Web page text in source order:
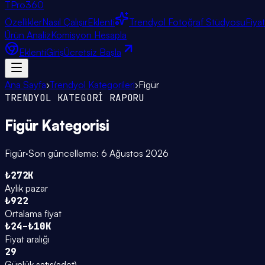
TPro360
ÖzelliklerNasıl ÇalışırEklenti Trendyol Fotoğraf Stüdyosu
Ürün AnalizKomisyon Hesapla
EklentiGirişÜcretsiz Başla
Ana Sayfa›Trendyol Kategorileri›Figür
TRENDYOL KATEGORİ RAPORU
Figür Kategorisi
Figür·Son güncelleme: 6 Ağustos 2026
₺272K
Aylık pazar
₺922
Ortalama fiyat
₺24–₺10K
Fiyat aralığı
29